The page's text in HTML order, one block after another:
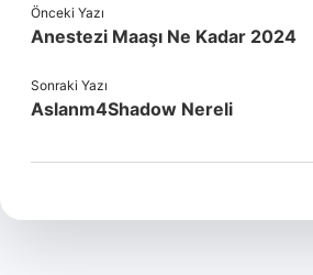
Önceki Yazı
Anestezi Maaşı Ne Kadar 2024
Sonraki Yazı
Aslanm4Shadow Nereli